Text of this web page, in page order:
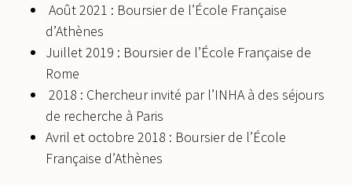
Août 2021 : Boursier de l’École Française
d’Athènes
Juillet 2019 : Boursier de l’École Française de
Rome
2018 : Chercheur invité par l’INHA à des séjours
de recherche à Paris
Avril et octobre 2018 : Boursier de l’École
Française d’Athènes